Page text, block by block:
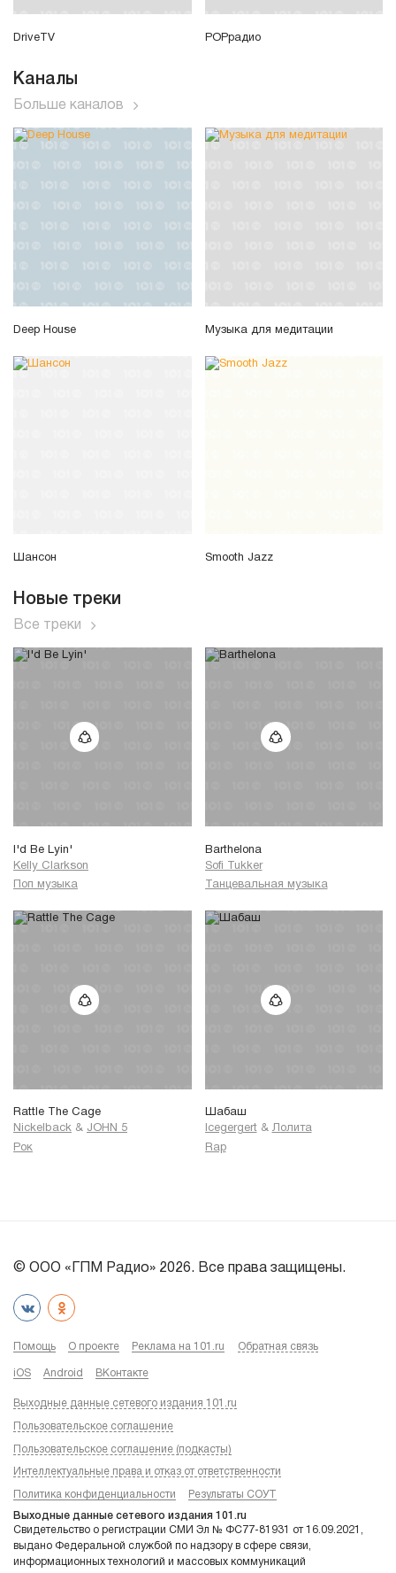
DriveTV POPрадио
Каналы
Больше каналов
Deep House Музыка для медитации
Шансон Smooth Jazz
Новые треки
Все треки
I'd Be Lyin'
Kelly Clarkson
Поп музыка
Barthelona
Sofi Tukker
Танцевальная музыка
Rattle The Cage
Nickelback & JOHN 5
Рок
Шабаш
Icegergert & Лолита
Rap
© ООО «ГПМ Радио» 2026. Все права защищены.
Помощь О проекте Реклама на 101.ru Обратная связь
iOS Android ВКонтакте
Выходные данные сетевого издания 101.ru
Пользовательское соглашение
Пользовательское соглашение (подкасты)
Интеллектуальные права и отказ от ответственности
Политика конфиденциальности Результаты СОУТ
Выходные данные сетевого издания 101.ru
Свидетельство о регистрации СМИ Эл № ФС77-81931 от 16.09.2021,
выдано Федеральной службой по надзору в сфере связи,
информационных технологий и массовых коммуникаций